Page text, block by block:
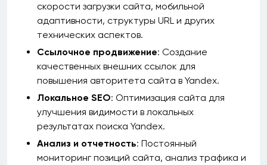
скорости загрузки сайта, мобильной
адаптивности, структуры URL и других
технических аспектов.
Ссылочное продвижение: Создание
качественных внешних ссылок для
повышения авторитета сайта в Yandex.
Локальное SEO: Оптимизация сайта для
улучшения видимости в локальных
результатах поиска Yandex.
Анализ и отчетность: Постоянный
мониторинг позиций сайта, анализ трафика и